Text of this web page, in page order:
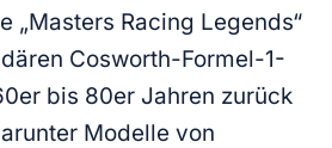
„Masters Racing Legends“
Cosworth-Formel-1-
bis 80er Jahren zurück
Modelle von